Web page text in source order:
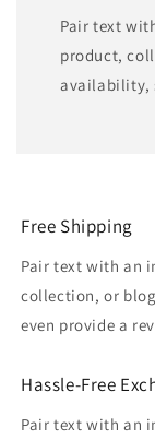
Pair text
product,
availability,
Free Shipping
Pair text with an
collection, or
even provide a
Hassle-Free
Pair text with an